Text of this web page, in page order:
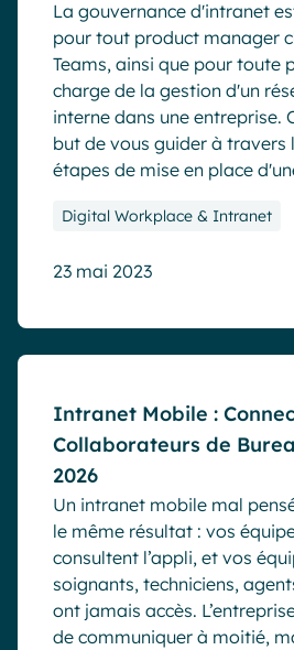
La gouvernance d'intranet
pour tout product manager
Teams, ainsi que pour toute
charge de la gestion d'un
interne dans une entreprise.
but de vous guider à travers
étapes de mise en place
Digital Workplace & Intranet
23 mai 2023
Intranet Mobile :
Collaborateurs de
2026
Un intranet mobile mal
le même résultat : vos
consultent l’appli, et vos
soignants, techniciens,
ont jamais accès.
de communiquer à moitié,